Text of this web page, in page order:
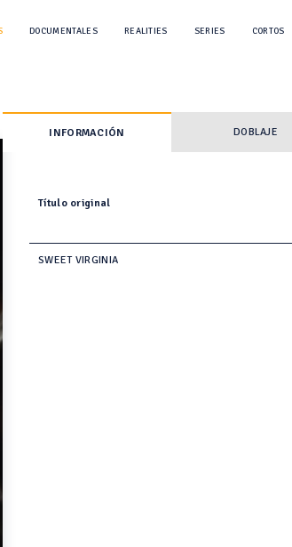
DOCUMENTALES REALITIES SERIES CORTOS
INFORMACIÓN DOBLAJE
Título original
SWEET VIRGINIA